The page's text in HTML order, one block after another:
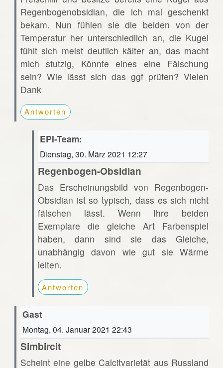
Regenbogenobsidian, die ich mal geschenkt
bekam. Nun fühlen sie die beiden von der
Temperatur her unterschiedlich an, die Kugel
fühlt sich meist deutlich kälter an, das macht
mich stutzig, Könnte eines eine Fälschung
sein? Wie lässt sich das ggf prüfen? Vielen
Dank
Antworten
EPI-Team:
Dienstag, 30. März 2021 12:27
Regenbogen-Obsidian
Das Erscheinungsbild von Regenbogen-
Obsidian ist so typisch, dass es sich nicht
fälschen lässt. Wenn Ihre beiden
Exemplare die gleiche Art Farbenspiel
haben, dann sind sie das Gleiche,
unabhängig davon wie gut sie Wärme
leiten.
Antworten
Gast
Montag, 04. Januar 2021 22:43
Simbircit
Scheint eine gelbe Calcitvarietät aus Russland